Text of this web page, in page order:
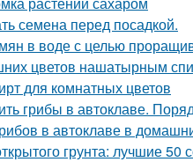
семена перед посадкой.
в воде с целью
цветов нашатырным
для комнатных цветов
грибы в автоклаве.
в автоклаве в
грунта: лучшие 50